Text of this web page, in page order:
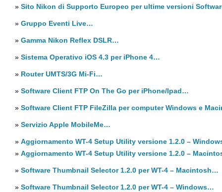
» Sito Nikon di Supporto Europeo per ultime versioni
» Gruppo Eventi Live…
» Gamma Nikon Reflex DSLR…
» Sistema Operativo iOS 4.3 per iPhone 4…
» Router UMTS/3G Mi-Fi…
» Software Client FTP On The Go per iPhone/Ipad…
» Software Client FTP FileZilla per computer Windows e
» Servizio Apple MobileMe…
» Aggiornamento WT-4 Setup Utility versione 1.2.0 –
» Aggiornamento WT-4 Setup Utility versione 1.2.0 –
» Software Thumbnail Selector 1.2.0 per WT-4 – Macintosh…
» Software Thumbnail Selector 1.2.0 per WT-4 – Windows…